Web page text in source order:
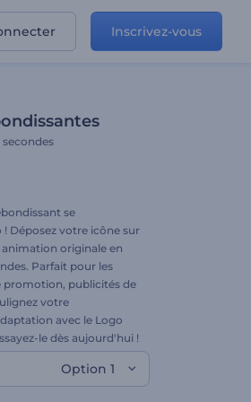
Inscrivez-vous
secondes
se
Déposez votre icône sur
originale en
Parfait pour les
promotion, publicités de
votre
avec le Logo
le dès aujourd'hui !
Option 1